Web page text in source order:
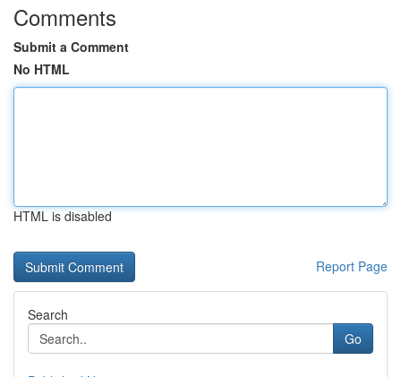
Comments
Submit a Comment
No HTML
HTML is disabled
Report Page
Search
Go